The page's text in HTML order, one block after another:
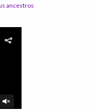
ancestros